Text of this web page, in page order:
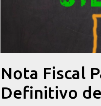
Nota Fiscal
Definitivo